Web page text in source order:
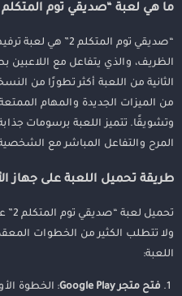
ما هي لعبة “صديقي توم المتكلم 2″؟
“صديقي توم
الظريف، والذي يتفاعل مع
الثانية من اللعبة أكثر تطورًا من
من الميزات الجديدة والمهام
وتشويقًا. تتميز اللعبة برسومات
المرح والتفاعل المباشر مع
طريقة تحميل اللعبة على جهاز
ولا تتطلب الكثير من الخطوات
اللعبة:
فتح متجر Google Play